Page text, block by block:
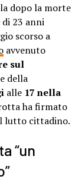
dopo la morte
23 anni
scorso a
avvenuto
sul
della
alle 17 nella
ha firmato
lutto cittadino.
“un